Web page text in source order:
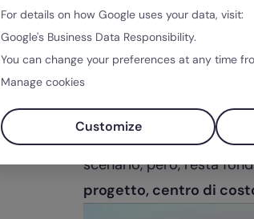
aziende lavorano ancora
digitali che permettono
mantenere uno storico
Negli ultimi anni molte
questi casi, il dipendente
perché il pagamento
scenario, però, resta
progetto, centro di
For details on how Google uses your data, visit:
Google's Business Data Responsibility.
You can change your preferences at any time
Manage cookies
Customize